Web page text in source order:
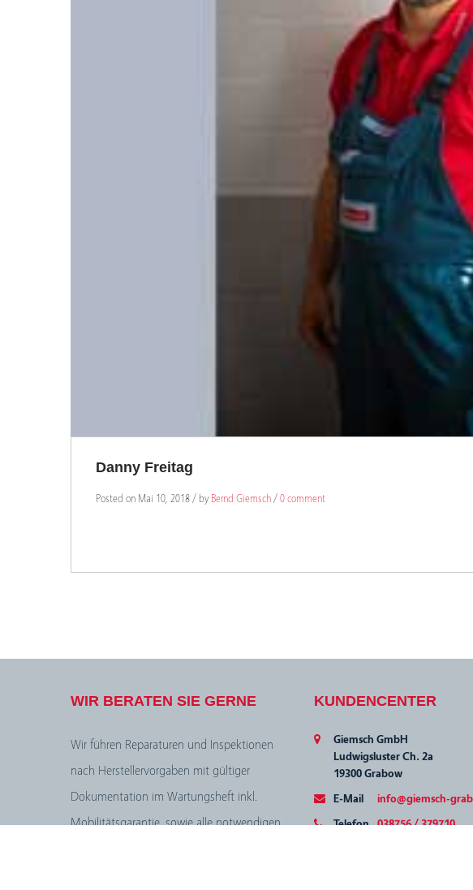
Danny Freitag
Posted on Mai 10, 2018 / by Bernd Giemsch / 0 comment
WIR BERATEN SIE GERNE
Wir führen Reparaturen und Inspektionen
nach Herstellervorgaben mit gültiger
Dokumentation im Wartungsheft inkl.
Mobilitätsgarantie, sowie alle notwendigen
KUNDENCENTER
Giemsch GmbH
Ludwigsluster Ch. 2a
19300 Grabow
E-Mail
info@giemsch-
Telefon
038756 / 379710